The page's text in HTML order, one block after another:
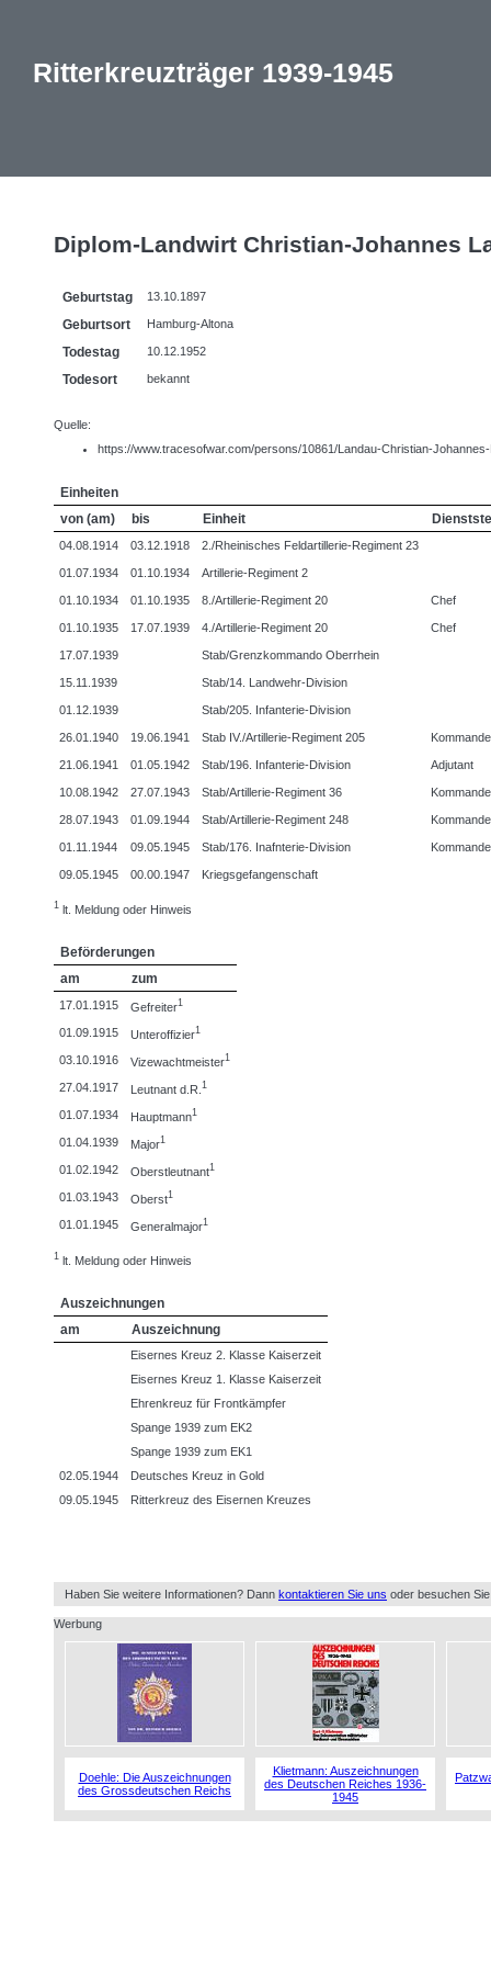
Ritterkreuzträger 1939-1945
Diplom-Landwirt Christian-Johannes
Geburtstag 13.10.1897
Geburtsort Hamburg-Altona
Todestag 10.12.1952
Todesort bekannt
Quelle:
https://www.tracesofwar.com/persons/10861/Landau-Christian-
Einheiten
von (am)
bis Einheit
04.08.1914 03.12.1918 2./Rheinisches Feldartillerie-Regiment 23
01.07.1934 01.10.1934 Artillerie-Regiment 2
01.10.1934 01.10.1935 8./Artillerie-Regiment 20 Chef
01.10.1935 17.07.1939 4./Artillerie-Regiment 20 Chef
17.07.1939 Stab/Grenzkommando Oberrhein
15.11.1939 Stab/14. Landwehr-Division
01.12.1939 Stab/205. Infanterie-Division
26.01.1940 19.06.1941 Stab IV./Artillerie-Regiment 205
21.06.1941 01.05.1942 Stab/196. Infanterie-Division Adjutant
10.08.1942 27.07.1943 Stab/Artillerie-Regiment 36
28.07.1943 01.09.1944 Stab/Artillerie-Regiment 248
01.11.1944 09.05.1945 Stab/176. Inafnterie-Division
09.05.1945 00.00.1947 Kriegsgefangenschaft
1 lt. Meldung oder Hinweis
Beförderungen
am
zum
17.01.1915 Gefreiter1
01.09.1915 Unteroffizier1
03.10.1916 Vizewachtmeister1
27.04.1917 Leutnant d.R.1
01.07.1934 Hauptmann1
01.04.1939 Major1
01.02.1942 Oberstleutnant1
01.03.1943 Oberst1
01.01.1945 Generalmajor1
1 lt. Meldung oder Hinweis
Auszeichnungen
am
Auszeichnung
Eisernes Kreuz 2. Klasse Kaiserzeit
Eisernes Kreuz 1. Klasse Kaiserzeit
Ehrenkreuz für Frontkämpfer
Spange 1939 zum EK2
Spange 1939 zum EK1
02.05.1944
Deutsches Kreuz in Gold
09.05.1945
Ritterkreuz des Eisernen Kreuzes
Haben Sie weitere Informationen? Dann kontaktieren Sie uns oder besuchen
Werbung
Doehle: Die Auszeichnungen
des Grossdeutschen Reichs
Klietmann: Auszeichnungen
des Deutschen Reiches 1936-
1945